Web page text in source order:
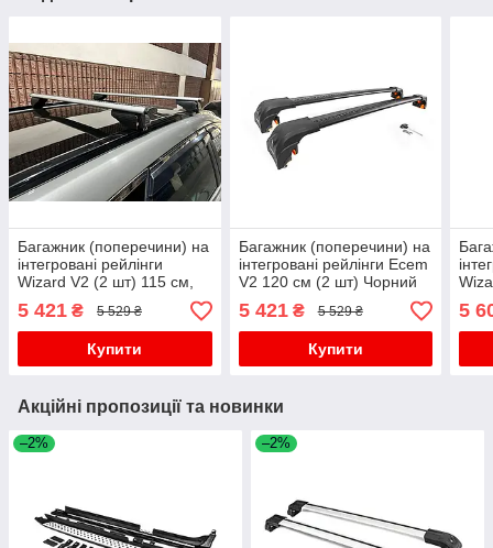
Багажник (поперечини) на
інтегровані рейлінги
Wizard V2 (2 шт) 115 см,
Сірий для бмв X4 F26
2014-2018 рр
5 421 ₴ 5 529 ₴
Купити
Багажник (поперечини) на
інтегровані рейлінги Ecem
V2 120 см (2 шт) Чорний
для бмв X3 F-25 2011-
2018 рр
5 421₴ 5 529 ₴
Купити
5
Акційні пропозиції та новинки
–2% –2%